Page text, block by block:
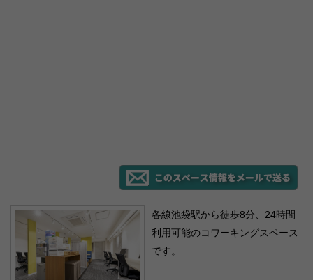
各線池袋駅から徒歩8分、24時間
利用可能のコワーキングスペース
です。